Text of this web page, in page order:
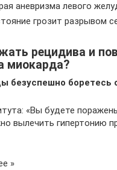
аневризма левого
грозит разрывом
рецидива и
миокарда?
безуспешно
«Вы будете
вылечить гипертонию
»